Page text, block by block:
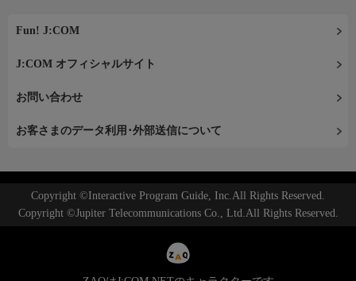
Fun! J:COM
J:COM オフィシャルサイト
お問い合わせ
お客さまのデータ利用･外部送信について
Copyright ©Interactive Program Guide, Inc.All Rights Reserved.
Copyright ©Jupiter Telecommunications Co., Ltd.All Rights Reserved.